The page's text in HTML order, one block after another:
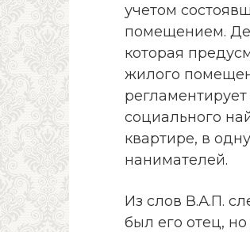
учетом
помещением.
которая
жилого
социального
квартире, в
нанимателей.
Из слов В.А.П.
был его отец,